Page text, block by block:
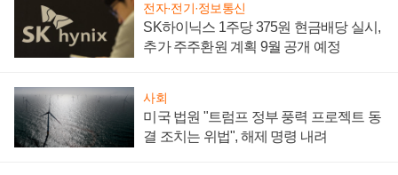
전자·전기·정보통신
SK하이닉스 1주당 375원 현금배당 실시,
추가 주주환원 계획 9월 공개 예정
사회
미국 법원 "트럼프 정부 풍력 프로젝트 동
결 조치는 위법", 해제 명령 내려